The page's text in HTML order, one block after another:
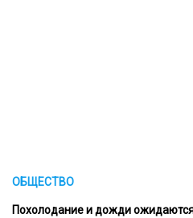
ОБЩЕСТВО
Похолодание и дожди